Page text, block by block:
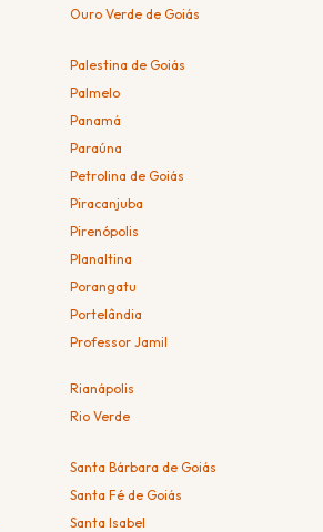
Ouro Verde de Goiás
Palestina de Goiás
Palmelo
Panamá
Paraúna
Petrolina de Goiás
Piracanjuba
Pirenópolis
Planaltina
Porangatu
Portelândia
Professor Jamil
Rianápolis
Rio Verde
Santa Bárbara de Goiás
Santa Fé de Goiás
Santa Isabel